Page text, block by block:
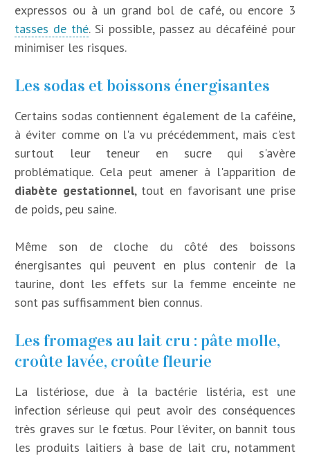
expressos ou à un grand bol de café, ou encore 3
tasses de thé. Si possible, passez au décaféiné pour
minimiser les risques.
Les sodas et boissons énergisantes
Certains sodas contiennent également de la caféine,
à éviter comme on l'a vu précédemment, mais c'est
surtout leur teneur en sucre qui s'avère
problématique. Cela peut amener à l'apparition de
diabète gestationnel, tout en favorisant une prise
de poids, peu saine.
Même son de cloche du côté des boissons
énergisantes qui peuvent en plus contenir de la
taurine, dont les effets sur la femme enceinte ne
sont pas suffisamment bien connus.
Les fromages au lait cru : pâte molle,
croûte lavée, croûte fleurie
La listériose, due à la bactérie listéria, est une
infection sérieuse qui peut avoir des conséquences
très graves sur le fœtus. Pour l'éviter, on bannit tous
les produits laitiers à base de lait cru, notamment